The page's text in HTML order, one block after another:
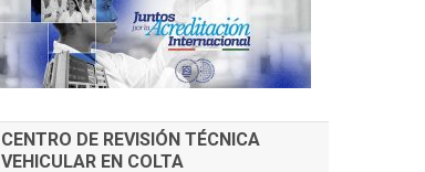
CENTRO DE REVISIÓN TÉCNICA
VEHICULAR EN COLTA